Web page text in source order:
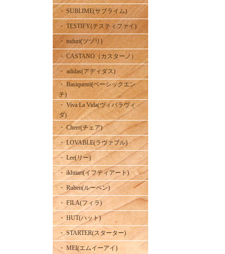
・ SUBLIME(サブライム)
・ TESTIFY(テスティファイ)
・ tuduri(ツヅリ)
・ CASTANO（カスターノ）
・ adidas(アディダス)
・ Basiquenti(ベーシックエン
チ)
・ Viva La Vida(ヴィバラヴィ
ダ)
・ Cheer(チェア)
・ LOVABLE(ラヴァブル)
・ Lee(リー)
・ ikhtiart(イフティアート)
・ Ruben(ルーベン)
・ FILA(フィラ)
・ HUT(ハット)
・ STARTER(スターター)
・ MEI(エムイーアイ)